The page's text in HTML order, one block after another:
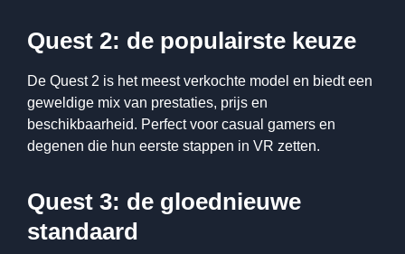
Quest 2: de populairste keuze
De Quest 2 is het meest verkochte model en biedt een
geweldige mix van prestaties, prijs en
beschikbaarheid. Perfect voor casual gamers en
degenen die hun eerste stappen in VR zetten.
Quest 3: de gloednieuwe
standaard